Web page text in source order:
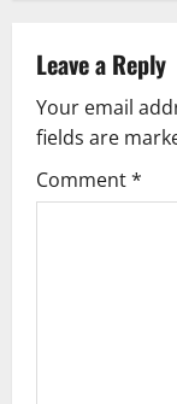
v
i
g
Leave a Reply
Your email
fields are
Comment*